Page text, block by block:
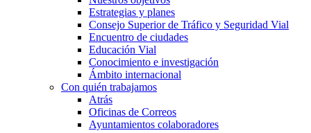
Estrategias y planes
Consejo Superior de Tráfico y Seguridad Vial
Encuentro de ciudades
Educación Vial
Conocimiento e investigación
Ámbito internacional
Con quién trabajamos
Atrás
Oficinas de Correos
Ayuntamientos colaboradores